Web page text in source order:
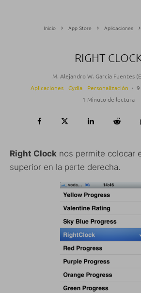
Inicio App Store Aplicaciones
RIGHT
M. Alejandro W. García Fuentes
Aplicaciones
Cydia Personalización ·
1 Minuto de lectura
Right Clock nos permite colocar
superior en la parte derecha.